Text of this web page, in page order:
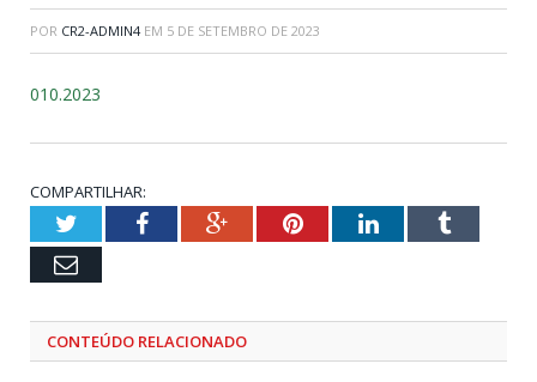
POR CR2-ADMIN4 EM 5 DE SETEMBRO DE 2023
010.2023
COMPARTILHAR:
TwitterFacebookGoogle+PinterestLinkedInTumblr
Email
CONTEÚDO RELACIONADO